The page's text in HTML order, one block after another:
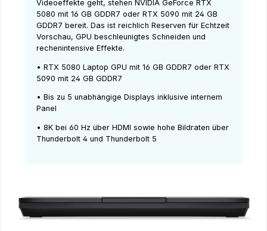
Videoeffekte geht, stehen NVIDIA GeForce RTX
5080 mit 16 GB GDDR7 oder RTX 5090 mit 24 GB
GDDR7 bereit. Das ist reichlich Reserven für Echtzeit
Vorschau, GPU beschleunigtes Schneiden und
rechenintensive Effekte.
• RTX 5080 Laptop GPU mit 16 GB GDDR7 oder RTX
5090 mit 24 GB GDDR7
• Bis zu 5 unabhängige Displays inklusive internem
Panel
• 8K bei 60 Hz über HDMI sowie hohe Bildraten über
Thunderbolt 4 und Thunderbolt 5